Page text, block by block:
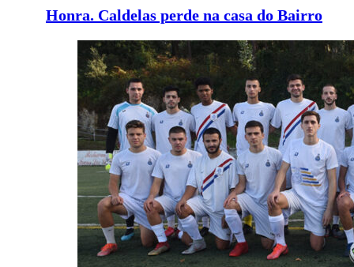
Honra. Caldelas perde na casa do Bairro